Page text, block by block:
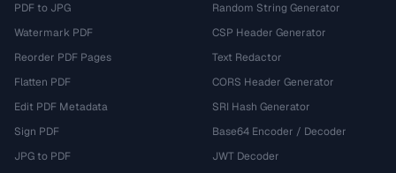
PDF to JPG
Watermark PDF
Reorder PDF Pages
Flatten PDF
Edit PDF Metadata
Sign PDF
JPG to PDF
Random String Generator
CSP Header Generator
Text Redactor
CORS Header Generator
SRI Hash Generator
Base64 Encoder / Decoder
JWT Decoder